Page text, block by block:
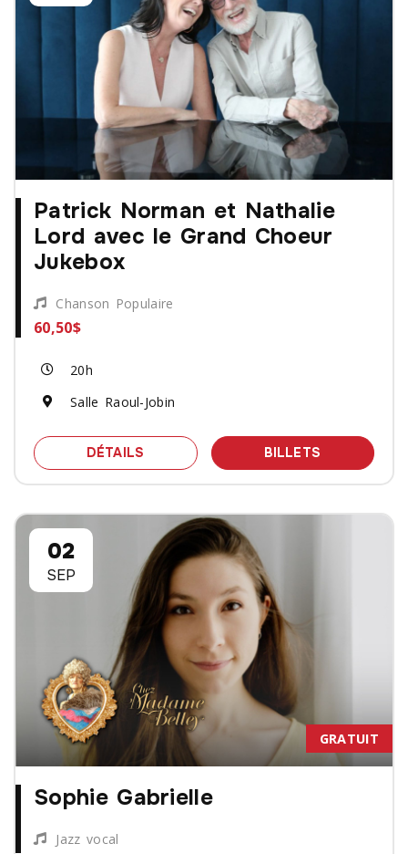
Patrick Norman et Nathalie
Lord avec le Grand Choeur
Jukebox
Chanson Populaire
60,50$
20h
Salle Raoul-Jobin
DÉTAILS SPECTACLE PATRICK NORMAN ET
BILLETS DES
02
SEP
GRATUIT
Sophie Gabrielle
Jazz vocal